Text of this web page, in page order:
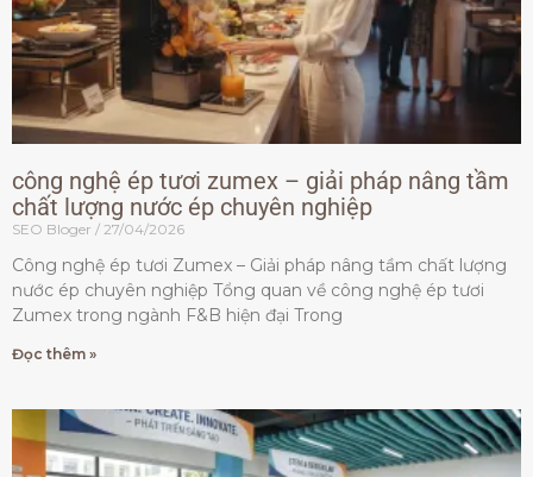
công nghệ ép tươi zumex – giải pháp nâng tầm
chất lượng nước ép chuyên nghiệp
SEO Bloger 27/04/2026
Công nghệ ép tươi Zumex – Giải pháp nâng tầm chất lượng
nước ép chuyên nghiệp Tổng quan về công nghệ ép tươi
Zumex trong ngành F&B hiện đại Trong
Đọc thêm »